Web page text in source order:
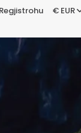
Regjistrohu € EUR